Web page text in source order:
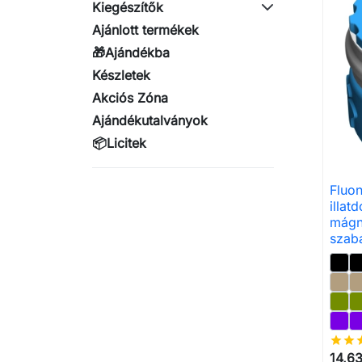
Kiegészítők
Ajánlott termékek
🎁Ajándékba
Készletek
Akciós Zóna
Ajándékutalványok
📦Licitek
starstar